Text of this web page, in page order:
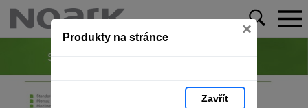
Produkty na stránce ×
Zavřít